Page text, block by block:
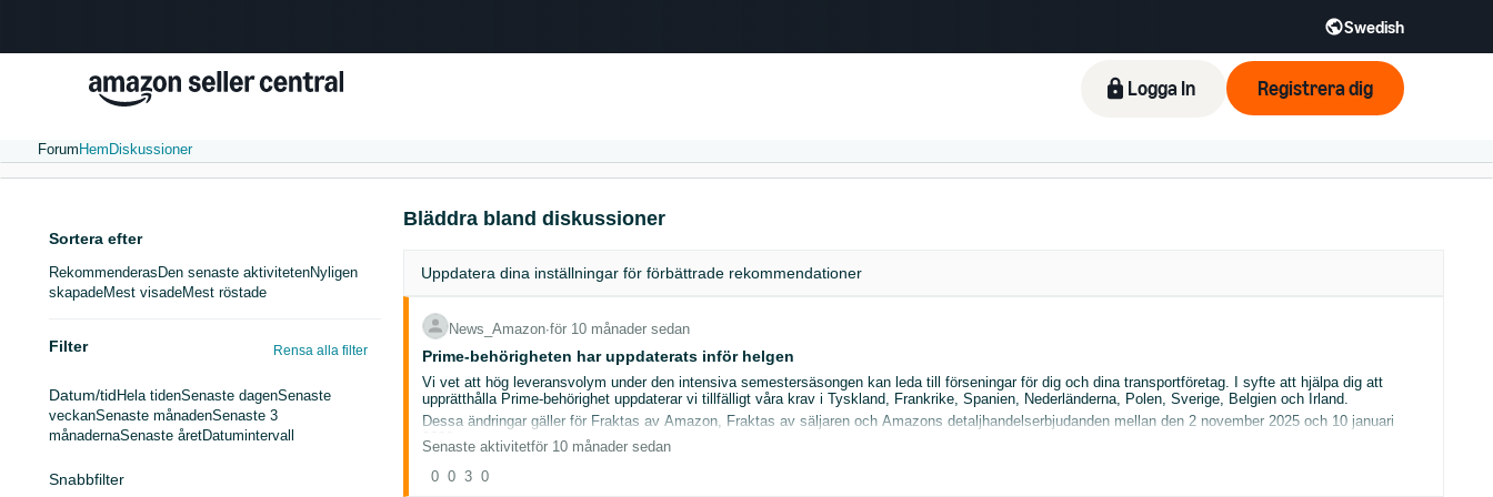
Swedish
Select your preferred language
Logga In Registrera dig
Forum Hem Diskussioner
Sortera efter
Rekommenderas Den senaste aktivitetenNyligen
skapadeMest visadeMest röstade
Filter Rensa alla filter
Datum/tid Hela tidenSenaste dagenSenaste
veckanSenaste månadenSenaste 3
månadernaSenaste åretDatumintervall
Snabbfilter
Bläddra bland diskussioner
Uppdatera dina inställningar för förbättrade rekommendationer
News_Amazon∙för 10 månader sedan
Prime-behörigheten har uppdaterats inför helgen
Vi vet att hög leveransvolym under den intensiva semestersäsongen kan leda till förseningar för dig och dina transportföretag. I syfte att hjälpa dig att
upprätthålla Prime-behörighet uppdaterar vi tillfälligt våra krav i Tyskland, Frankrike, Spanien, Nederländerna, Polen, Sverige, Belgien och Irland.
Dessa ändringar gäller för Fraktas av Amazon, Fraktas av säljaren och Amazons detaljhandelserbjudanden mellan den 2 november 2025 och 10 januari
2026.
Lågpris och standardstorlek:
Senaste aktivitetför 10 månader sedan
0 0 3 0